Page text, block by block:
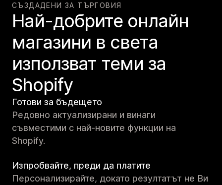
СЪЗДАДЕНИ ЗА ТЪРГОВИЯ
Най-добрите онлайн
магазини в света
използват теми за
Shopify
Готови за бъдещето
Редовно актуализирани и винаги
съвместими с най-новите функции на
Shopify.
Изпробвайте, преди да платите
Персонализирайте, докато резултатът не Ви